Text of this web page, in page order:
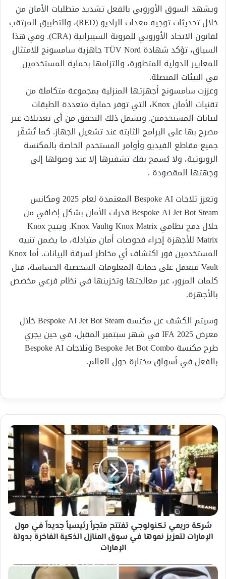
ويشهد السوق الأوروبي بالفعل تشديد متطلبات الأمان من
خلال تحديثات توجيه معدات الراديو (RED)، والتطبيق المرتقب
لقانون الاتحاد الأوروبي للمرونة السيبرانية (CRA). وفي هذا
السياق، تؤكد شهادة TÜV Nord جاهزية سامسونج للامتثال
للمعايير الدولية المتطورة، والتزامها بحماية المستخدمين
في البيئات المتصلة.
وعززت سامسونج أجهزتها المنزلية بمجموعة متكاملة من
تقنيات الأمان Knox، التي توفر حماية متعددة الطبقات
لبيانات المستخدمين. ويشمل ذلك التحقق من أي تعديلات غير
مصرح بها على البرامج الثابتة عند تشغيل الجهاز. كما تُشفّر
جميع مقاطع الفيديو وأوامر المستخدم الخاصة بالمكنسة
الروبوتية، ولا يُسمح بفك تشفيرها إلا عند وصولها إلى
وجهتها المقصودة .
وتعزز ثلاجات Bespoke AI المعتمدة لعام 2025 ومكانس
Bespoke AI Jet Bot Steam قدرات الأمان بشكل إضافي من
خلال دمج نظامي Knox Matrix وKnox Vault. ويتيح Knox
Matrix للأجهزة إجراء فحوصات أمان متبادلة، ما يضمن تنبيه
المستخدمين فور اكتشاف أي مخاطر لسرقة البيانات. أما Knox
Vault فيعمل على حماية المعلومات الشخصية الحساسة، مثل
كلمات المرور، عبر معالجتها وتخزينها في نظام فرعي مخصص
بالأجهزة.
وسيتم الكشف عن مكنسة Bespoke AI Jet Bot Steam خلال
معرض IFA 2025 في شهر سبتمبر المقبل، في حين يجري
طرح مكنسة Bespoke Jet Bot Combo وثلاجات Bespoke AI
بالفعل في أسواق مختارة حول العالم.
شركة
دريمي
تكنولوجي
تفتتح
متجراً
رئيسياً
جديداً
في
مول
الإمارات
لتعزيز
سوق
شركة دريمي تكنولوجي تفتتح متجراً رئيسياً جديداً في مول
الإمارات لتعزيز نموها في سوق المنازل الذكية الفاخرة بدولة
الإمارات
“وكان